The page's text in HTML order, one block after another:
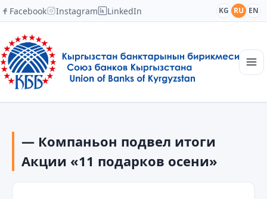
Facebook Instagram LinkedIn KG RU EN
Новости
Академия
Члены и партнеры
Сотрудничество
— Компаньон подвел итоги
Акции «11 подарков осени»